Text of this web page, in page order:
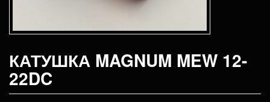
КАТУШКА MAGNUM MEW 12-
22DC